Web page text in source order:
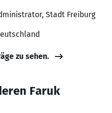
Stadt Freiburg
zu sehen.
Faruk